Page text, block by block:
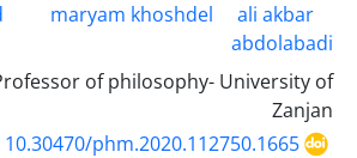
maryam khoshdel
ali akbar
abdolabadi
of philosophy- University of
Zanjan
10.30470/phm.2020.112750.1665